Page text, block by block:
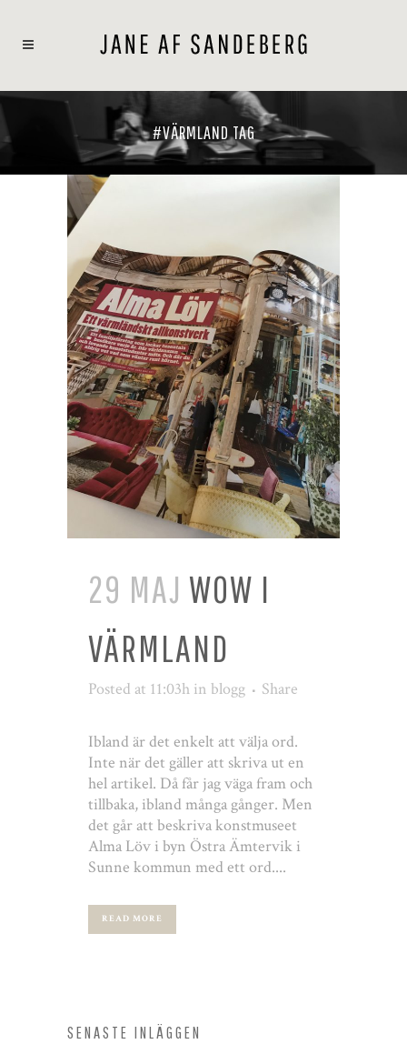
#VÄRMLAND TAG
29 MAJ WOW I
VÄRMLAND
Posted at 11:03h in blogg Share
Ibland är det enkelt att välja ord.
Inte när det gäller att skriva ut en
hel artikel. Då får jag väga fram och
tillbaka, ibland många gånger. Men
det går att beskriva konstmuseet
Alma Löv i byn Östra Ämtervik i
Sunne kommun med ett ord....
READ MORE
SENASTE INLÄGGEN